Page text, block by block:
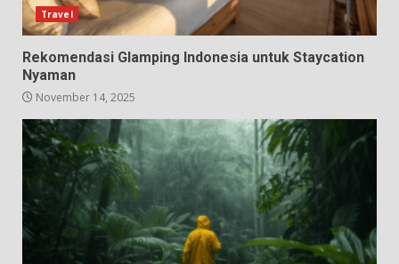
Travel
Rekomendasi Glamping Indonesia untuk Staycation
Nyaman
November 14, 2025